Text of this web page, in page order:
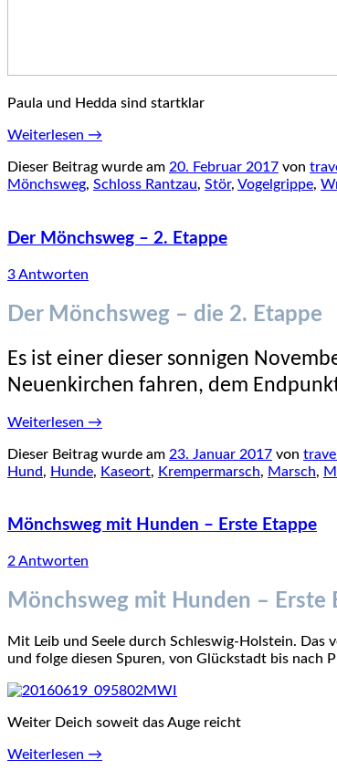
Paula und Hedda sind startklar
Weiterlesen →
Dieser Beitrag wurde am 20. Februar 2017 von
Mönchsweg, Schloss Rantzau, Stör, Vogelgrippe,
Der Mönchsweg – 2. Etappe
3 Antworten
Der Mönchsweg – die 2. Etappe
Es ist einer dieser sonnigen
Neuenkirchen fahren, dem
Weiterlesen →
Dieser Beitrag wurde am 23. Januar 2017 von
Hund, Hunde, Kaseort, Krempermarsch, Marsch,
Mönchsweg mit Hunden – Erste Etappe
2 Antworten
Mönchsweg mit Hunden – Erste
Mit Leib und Seele durch Schleswig-Holstein. Das
und folge diesen Spuren, von Glückstadt bis nach
Weiter Deich soweit das Auge reicht
Weiterlesen →